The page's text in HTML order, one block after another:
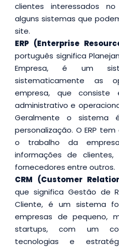
clientes interessados
alguns sistemas que
site.
ERP (Enterprise
português significa
Empresa, é um
sistematicamente as
empresa, que
administrativo e
Geralmente o sistema
personalização. O ERP
o trabalho da
informações de clientes,
fornecedores entre outros.
CRM (Customer
que significa Gestão de
Cliente, é um sistema
empresas de pequeno,
startups, com um
tecnologias e